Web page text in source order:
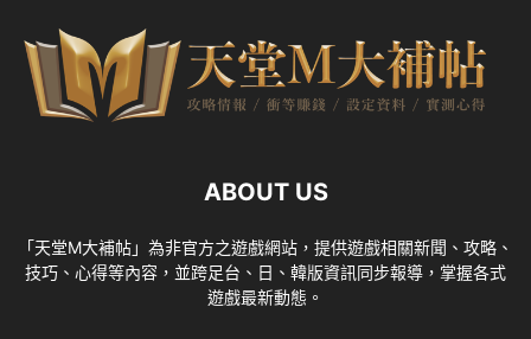
ABOUT US
「天堂M大補帖」為非官方之遊戲網站，提供遊戲相關新聞、攻略、
技巧、心得等內容，並跨足台、日、韓版資訊同步報導，掌握各式
遊戲最新動態。